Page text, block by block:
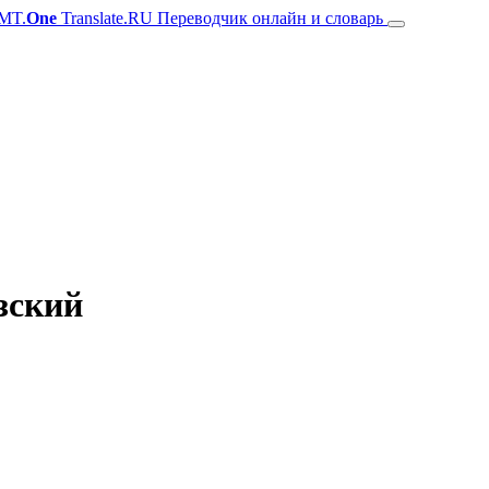
One Translate.RU Переводчик онлайн и словарь